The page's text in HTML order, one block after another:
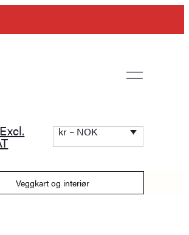
Excl. kr – NOK
Veggkart og interiør